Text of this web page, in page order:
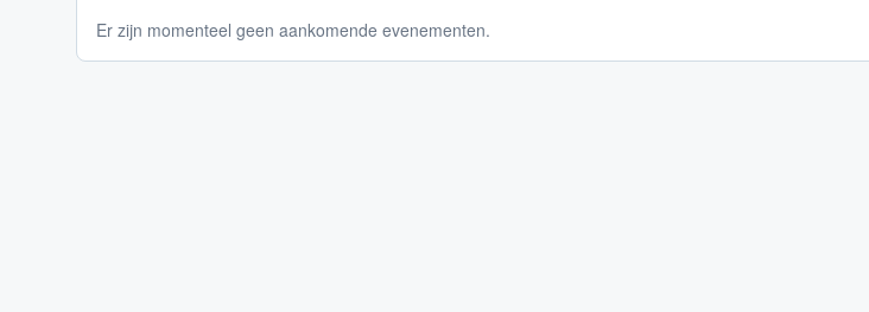
Er zijn momenteel geen aankomende evenementen.